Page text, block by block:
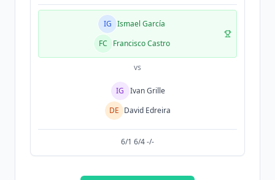
IG Ismael García
FC
Francisco Castro
vs
IG
Ivan Grille
DE David Edreira
6/1 6/4 -/-